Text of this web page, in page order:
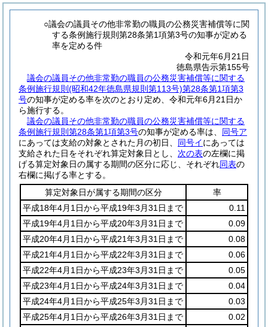
○議会の議員その他非常勤の職員の公務災害補償等に関
する条例施行規則第28条第1項第3号の知事が定める
率を定める件
令和元年6月21日
徳島県告示第155号
議会の議員その他非常勤の職員の公務災害補償等に関する
条例施行規則 (昭和42年徳島県規則第113号)第28条第1項第3
号の知事が定める率を次のとおり定め、令和元年6月21日か
ら施行する。
議会の議員その他非常勤の職員の公務災害補償等に関する
条例施行規則第28条第1項第3号の知事が定める率は、 同号ア
にあっては支給の対象とされた月の初日、 同号イにあっては
支給された日をそれぞれ算定対象日とし、 次の表の左欄に掲
げる算定対象日の属する期間の区分に応じ、それぞれ同表の
右欄に掲げる率とする。
算定対象日が属する期間の区分
率
平成18年4月1日から平成19年3月31日まで
0.11
平成19年4月1日から平成20年3月31日まで
0.09
平成20年4月1日から平成21年3月31日まで
0.08
平成21年4月1日から平成22年3月31日まで
0.06
平成22年4月1日から平成23年3月31日まで
0.05
平成23年4月1日から平成24年3月31日まで
0.04
平成24年4月1日から平成25年3月31日まで
0.03
平成25年4月1日から平成26年3月31日まで
0.02